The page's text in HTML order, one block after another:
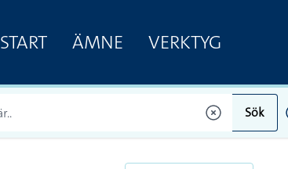
START ÄMNE VERKTYG
Sök